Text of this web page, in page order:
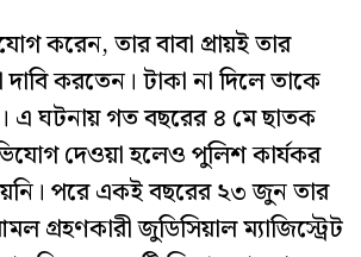
করেন, তার বাবা প্রায়ই তার
দাবি করতেন। টাকা না দিলে তাকে
এ ঘটনায় গত বছরের ৪ মে ছাতক
দেওয়া হলেও পুলিশ কার্যকর
পরে একই বছরের ২৩ জুন তার
গ্রহণকারী জুডিসিয়াল ম্যাজিস্ট্রেট